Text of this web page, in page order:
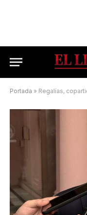
Portada » Regalías,